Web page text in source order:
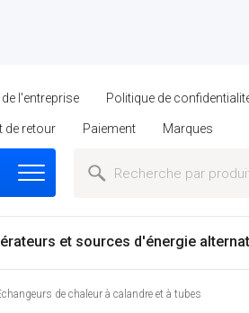
l'entreprise Politique de
de retour Paiement Marques
et sources d'énergie
de chaleur à calandre et à tubes